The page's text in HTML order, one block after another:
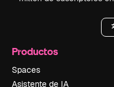
Productos
Spaces
Asistente de IA